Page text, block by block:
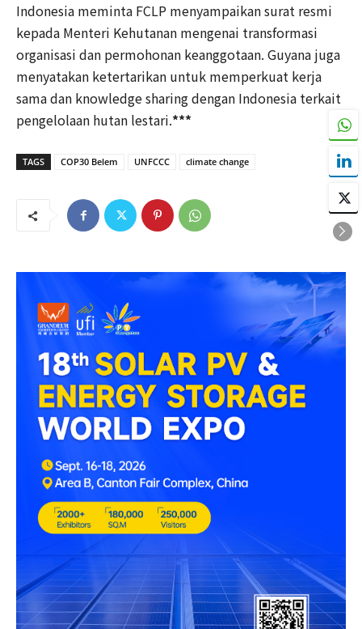
Indonesia meminta FCLP menyampaikan surat resmi
kepada Menteri Kehutanan mengenai transformasi
organisasi dan permohonan keanggotaan. Guyana juga
menyatakan ketertarikan untuk memperkuat kerja
sama dan knowledge sharing dengan Indonesia terkait
pengelolaan hutan lestari.***
TAGS COP30 Belem UNFCCC climate change